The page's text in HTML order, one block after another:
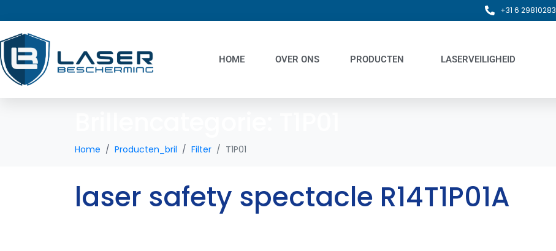
+31 6 29810283
HOME OVER ONS PRODUCTEN LASERVEILIGHEID
Home Producten_bril Filter T1P01
laser safety spectacle R14T1P01A